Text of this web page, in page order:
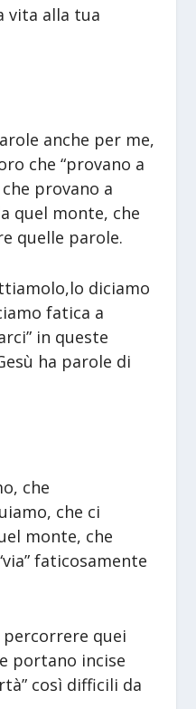
vita alla tua
anche per me,
che “provano a
provano a
quel monte, che
quelle parole.
diciamo
fatica a
in queste
ha parole di
che
che ci
monte, che
faticosamente
percorrere quei
portano incise
così difficili da